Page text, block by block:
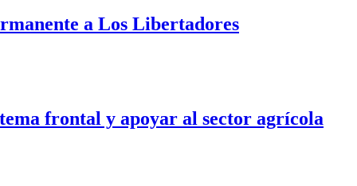
a Los Libertadores
frontal y apoyar al sector agrícola